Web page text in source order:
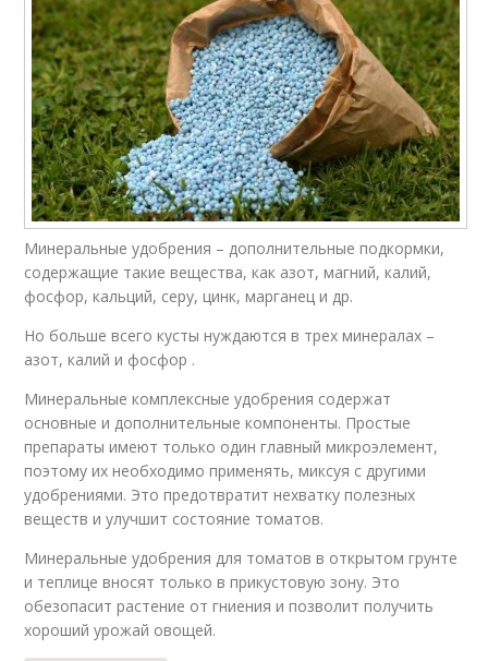
Минеральные удобрения – дополнительные подкормки,
содержащие такие вещества, как азот, магний, калий,
фосфор, кальций, серу, цинк, марганец и др.
Но больше всего кусты нуждаются в трех минералах –
азот, калий и фосфор .
Минеральные комплексные удобрения содержат
основные и дополнительные компоненты. Простые
препараты имеют только один главный микроэлемент,
поэтому их необходимо применять, миксуя с другими
удобрениями. Это предотвратит нехватку полезных
веществ и улучшит состояние томатов.
Минеральные удобрения для томатов в открытом грунте
и теплице вносят только в прикустовую зону. Это
обезопасит растение от гниения и позволит получить
хороший урожай овощей.